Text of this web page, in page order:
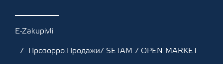
E-Zakupivli
Прозорро.Продажи/ SETAM / OPEN MARKET